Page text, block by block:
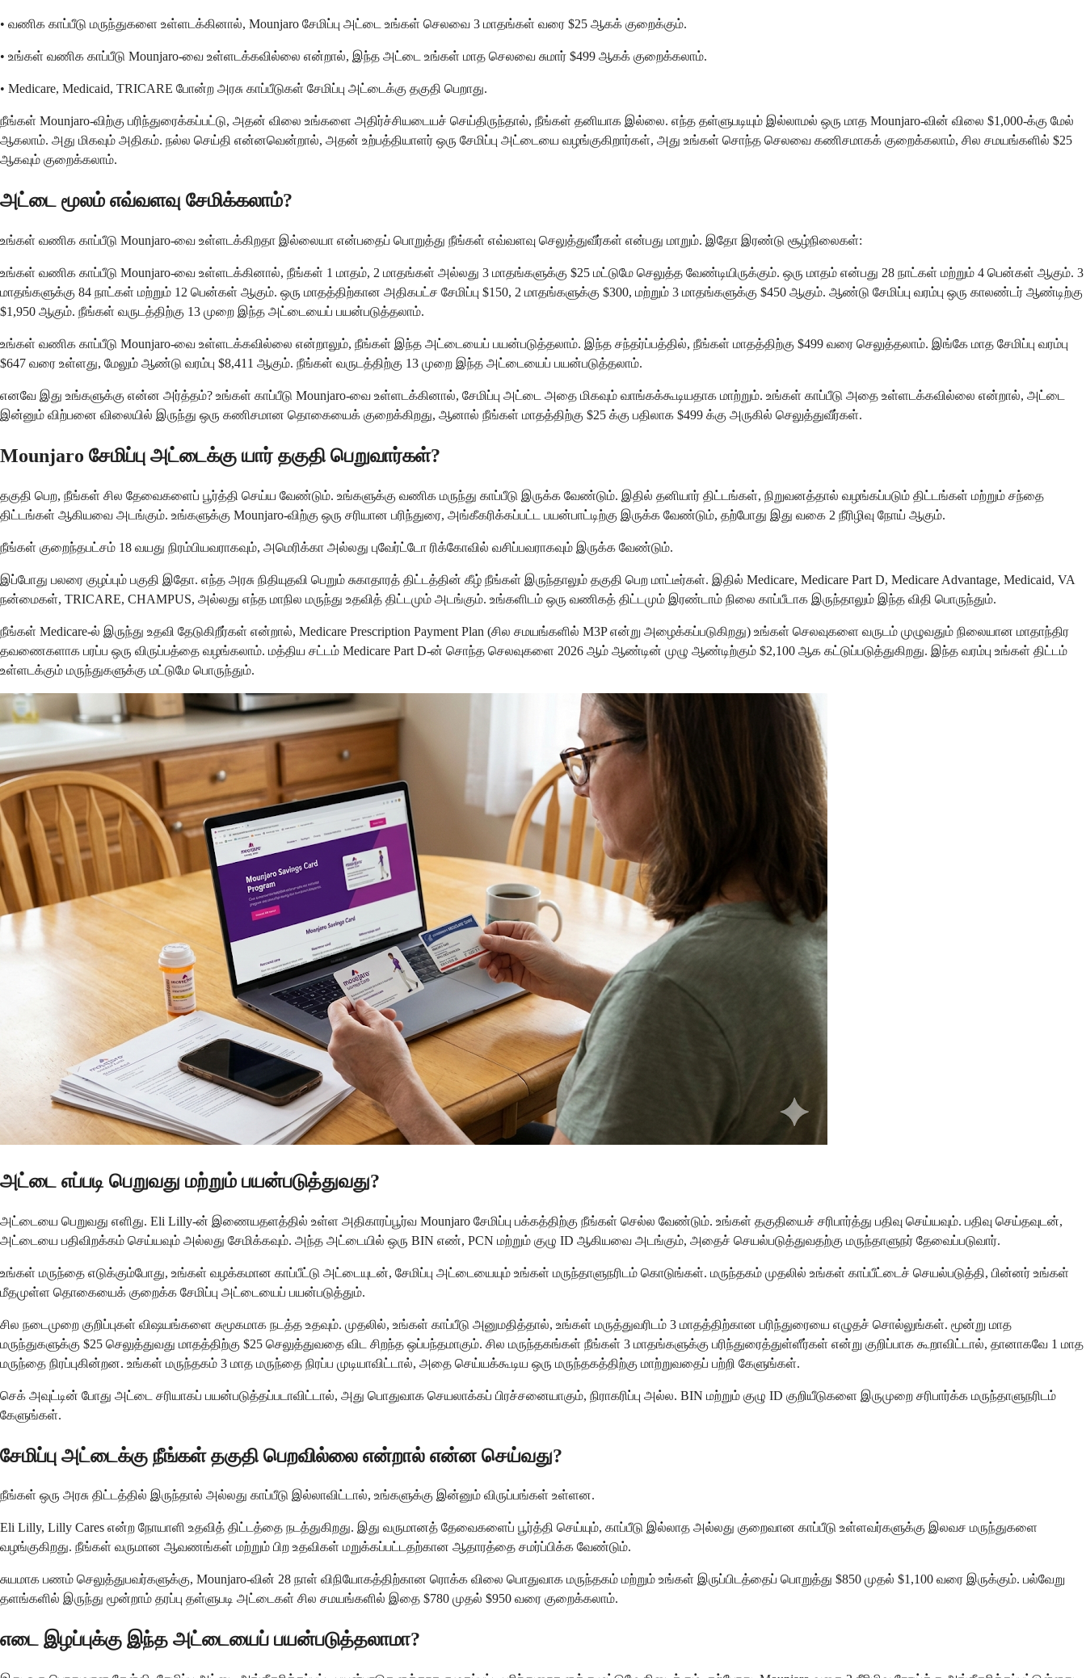
• வணிக காப்பீடு மருந்துகளை உள்ளடக்கினால், Mounjaro சேமிப்பு அட்டை உங்கள் செலவை 3 மாதங்கள் வரை $25 ஆகக் குறைக்கும்.
• உங்கள் வணிக காப்பீடு Mounjaro-வை உள்ளடக்கவில்லை என்றால், இந்த அட்டை உங்கள் மாத செலவை சுமார் $499 ஆகக் குறைக்கலாம்.
• Medicare, Medicaid, TRICARE போன்ற அரசு காப்பீடுகள் சேமிப்பு அட்டைக்கு தகுதி பெறாது.
நீங்கள் Mounjaro-விற்கு பரிந்துரைக்கப்பட்டு, அதன் விலை உங்களை அதிர்ச்சியடையச் செய்திருந்தால், நீங்கள் தனியாக இல்லை. எந்த தள்ளுபடியும் இல்லாமல் ஒரு மாத Mounjaro-வின் விலை $1,000-க்கு மேல்
ஆகலாம். அது மிகவும் அதிகம். நல்ல செய்தி என்னவென்றால், அதன் உற்பத்தியாளர் ஒரு சேமிப்பு அட்டையை வழங்குகிறார்கள், அது உங்கள் சொந்த செலவை கணிசமாகக் குறைக்கலாம், சில சமயங்களில் $25
ஆகவும் குறைக்கலாம்.
அட்டை மூலம் எவ்வளவு சேமிக்கலாம்?
உங்கள் வணிக காப்பீடு Mounjaro-வை உள்ளடக்கிறதா இல்லையா என்பதைப் பொறுத்து நீங்கள் எவ்வளவு செலுத்துவீர்கள் என்பது மாறும். இதோ இரண்டு சூழ்நிலைகள்:
உங்கள் வணிக காப்பீடு Mounjaro-வை உள்ளடக்கினால், நீங்கள் 1 மாதம், 2 மாதங்கள் அல்லது 3 மாதங்களுக்கு $25 மட்டுமே செலுத்த வேண்டியிருக்கும். ஒரு மாதம் என்பது 28 நாட்கள் மற்றும் 4 பென்கள் ஆகும். 3
மாதங்களுக்கு 84 நாட்கள் மற்றும் 12 பென்கள் ஆகும். ஒரு மாதத்திற்கான அதிகபட்ச சேமிப்பு $150, 2 மாதங்களுக்கு $300, மற்றும் 3 மாதங்களுக்கு $450 ஆகும். ஆண்டு சேமிப்பு வரம்பு ஒரு காலண்டர் ஆண்டிற்கு
$1,950 ஆகும். நீங்கள் வருடத்திற்கு 13 முறை இந்த அட்டையைப் பயன்படுத்தலாம்.
உங்கள் வணிக காப்பீடு Mounjaro-வை உள்ளடக்கவில்லை என்றாலும், நீங்கள் இந்த அட்டையைப் பயன்படுத்தலாம். இந்த சந்தர்ப்பத்தில், நீங்கள் மாதத்திற்கு $499 வரை செலுத்தலாம். இங்கே மாத சேமிப்பு வரம்பு
$647 வரை உள்ளது, மேலும் ஆண்டு வரம்பு $8,411 ஆகும். நீங்கள் வருடத்திற்கு 13 முறை இந்த அட்டையைப் பயன்படுத்தலாம்.
எனவே இது உங்களுக்கு என்ன அர்த்தம்? உங்கள் காப்பீடு Mounjaro-வை உள்ளடக்கினால், சேமிப்பு அட்டை அதை மிகவும் வாங்கக்கூடியதாக மாற்றும். உங்கள் காப்பீடு அதை உள்ளடக்கவில்லை என்றால், அட்டை
இன்னும் விற்பனை விலையில் இருந்து ஒரு கணிசமான தொகையைக் குறைக்கிறது, ஆனால் நீங்கள் மாதத்திற்கு $25 க்கு பதிலாக $499 க்கு அருகில் செலுத்துவீர்கள்.
Mounjaro சேமிப்பு அட்டைக்கு யார் தகுதி பெறுவார்கள்?
தகுதி பெற, நீங்கள் சில தேவைகளைப் பூர்த்தி செய்ய வேண்டும். உங்களுக்கு வணிக மருந்து காப்பீடு இருக்க வேண்டும். இதில் தனியார் திட்டங்கள், நிறுவனத்தால் வழங்கப்படும் திட்டங்கள் மற்றும் சந்தை
திட்டங்கள் ஆகியவை அடங்கும். உங்களுக்கு Mounjaro-விற்கு ஒரு சரியான பரிந்துரை, அங்கீகரிக்கப்பட்ட பயன்பாட்டிற்கு இருக்க வேண்டும், தற்போது இது வகை 2 நீரிழிவு நோய் ஆகும்.
நீங்கள் குறைந்தபட்சம் 18 வயது நிரம்பியவராகவும், அமெரிக்கா அல்லது புவேர்ட்டோ ரிக்கோவில் வசிப்பவராகவும் இருக்க வேண்டும்.
இப்போது பலரை குழப்பும் பகுதி இதோ. எந்த அரசு நிதியுதவி பெறும் சுகாதாரத் திட்டத்தின் கீழ் நீங்கள் இருந்தாலும் தகுதி பெற மாட்டீர்கள். இதில் Medicare, Medicare Part D, Medicare Advantage, Medicaid, VA
நன்மைகள், TRICARE, CHAMPUS, அல்லது எந்த மாநில மருந்து உதவித் திட்டமும் அடங்கும். உங்களிடம் ஒரு வணிகத் திட்டமும் இரண்டாம் நிலை காப்பீடாக இருந்தாலும் இந்த விதி பொருந்தும்.
நீங்கள் Medicare-ல் இருந்து உதவி தேடுகிறீர்கள் என்றால், Medicare Prescription Payment Plan (சில சமயங்களில் M3P என்று அழைக்கப்படுகிறது) உங்கள் செலவுகளை வருடம் முழுவதும் நிலையான மாதாந்திர
தவணைகளாக பரப்ப ஒரு விருப்பத்தை வழங்கலாம். மத்திய சட்டம் Medicare Part D-ன் சொந்த செலவுகளை 2026 ஆம் ஆண்டின் முழு ஆண்டிற்கும் $2,100 ஆக கட்டுப்படுத்துகிறது. இந்த வரம்பு உங்கள் திட்டம்
உள்ளடக்கும் மருந்துகளுக்கு மட்டுமே பொருந்தும்.
அட்டை எப்படி பெறுவது மற்றும் பயன்படுத்துவது?
அட்டையை பெறுவது எளிது. Eli Lilly-ன் இணையதளத்தில் உள்ள அதிகாரப்பூர்வ Mounjaro சேமிப்பு பக்கத்திற்கு நீங்கள் செல்ல வேண்டும். உங்கள் தகுதியைச் சரிபார்த்து பதிவு செய்யவும். பதிவு செய்தவுடன்,
அட்டையை பதிவிறக்கம் செய்யவும் அல்லது சேமிக்கவும். அந்த அட்டையில் ஒரு BIN எண், PCN மற்றும் குழு ID ஆகியவை அடங்கும், அதைச் செயல்படுத்துவதற்கு மருந்தாளுநர் தேவைப்படுவார்.
உங்கள் மருந்தை எடுக்கும்போது, ​​உங்கள் வழக்கமான காப்பீட்டு அட்டையுடன், சேமிப்பு அட்டையையும் உங்கள் மருந்தாளுநரிடம் கொடுங்கள். மருந்தகம் முதலில் உங்கள் காப்பீட்டைச் செயல்படுத்தி, பின்னர் உங்கள்
மீதமுள்ள தொகையைக் குறைக்க சேமிப்பு அட்டையைப் பயன்படுத்தும்.
சில நடைமுறை குறிப்புகள் விஷயங்களை சுமூகமாக நடத்த உதவும். முதலில், உங்கள் காப்பீடு அனுமதித்தால், உங்கள் மருத்துவரிடம் 3 மாதத்திற்கான பரிந்துரையை எழுதச் சொல்லுங்கள். மூன்று மாத
மருந்துகளுக்கு $25 செலுத்துவது மாதத்திற்கு $25 செலுத்துவதை விட சிறந்த ஒப்பந்தமாகும். சில மருந்தகங்கள் நீங்கள் 3 மாதங்களுக்கு பரிந்துரைத்துள்ளீர்கள் என்று குறிப்பாக கூறாவிட்டால், தானாகவே 1 மாத
மருந்தை நிரப்புகின்றன. உங்கள் மருந்தகம் 3 மாத மருந்தை நிரப்ப முடியாவிட்டால், அதை செய்யக்கூடிய ஒரு மருந்தகத்திற்கு மாற்றுவதைப் பற்றி கேளுங்கள்.
செக் அவுட்டின் போது அட்டை சரியாகப் பயன்படுத்தப்படாவிட்டால், அது பொதுவாக செயலாக்கப் பிரச்சனையாகும், நிராகரிப்பு அல்ல. BIN மற்றும் குழு ID குறியீடுகளை இருமுறை சரிபார்க்க மருந்தாளுநரிடம்
கேளுங்கள்.
சேமிப்பு அட்டைக்கு நீங்கள் தகுதி பெறவில்லை என்றால் என்ன செய்வது?
நீங்கள் ஒரு அரசு திட்டத்தில் இருந்தால் அல்லது காப்பீடு இல்லாவிட்டால், உங்களுக்கு இன்னும் விருப்பங்கள் உள்ளன.
Eli Lilly, Lilly Cares என்ற நோயாளி உதவித் திட்டத்தை நடத்துகிறது. இது வருமானத் தேவைகளைப் பூர்த்தி செய்யும், காப்பீடு இல்லாத அல்லது குறைவான காப்பீடு உள்ளவர்களுக்கு இலவச மருந்துகளை
வழங்குகிறது. நீங்கள் வருமான ஆவணங்கள் மற்றும் பிற உதவிகள் மறுக்கப்பட்டதற்கான ஆதாரத்தை சமர்ப்பிக்க வேண்டும்.
சுயமாக பணம் செலுத்துபவர்களுக்கு, Mounjaro-வின் 28 நாள் விநியோகத்திற்கான ரொக்க விலை பொதுவாக மருந்தகம் மற்றும் உங்கள் இருப்பிடத்தைப் பொறுத்து $850 முதல் $1,100 வரை இருக்கும். பல்வேறு
தளங்களில் இருந்து மூன்றாம் தரப்பு தள்ளுபடி அட்டைகள் சில சமயங்களில் இதை $780 முதல் $950 வரை குறைக்கலாம்.
எடை இழப்புக்கு இந்த அட்டையைப் பயன்படுத்தலாமா?